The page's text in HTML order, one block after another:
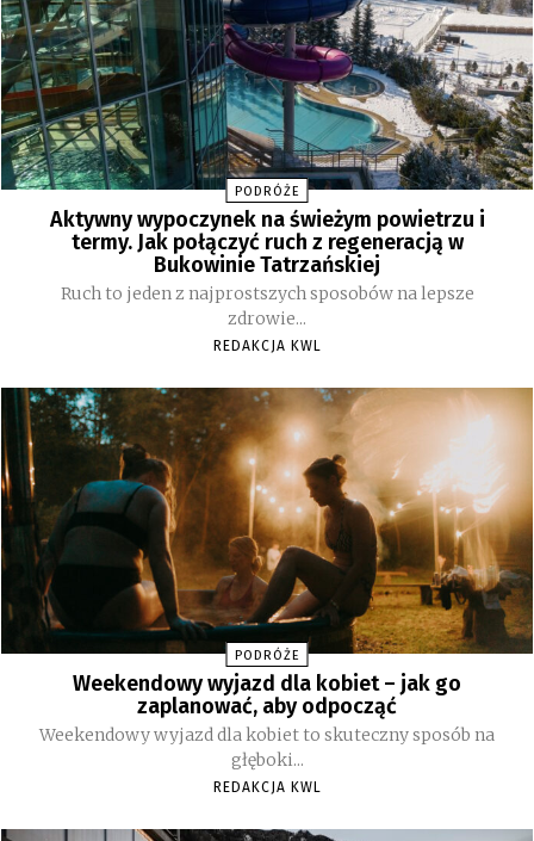
PODRÓŻE
Aktywny wypoczynek na świeżym powietrzu i
termy. Jak połączyć ruch z regeneracją w
Bukowinie Tatrzańskiej
Ruch to jeden z najprostszych sposobów na lepsze
zdrowie...
REDAKCJA KWL
PODRÓŻE
Weekendowy wyjazd dla kobiet – jak go
zaplanować, aby odpocząć
Weekendowy wyjazd dla kobiet to skuteczny sposób na
głęboki...
REDAKCJA KWL